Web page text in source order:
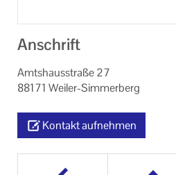
Anschrift
Amtshausstraße 27
88171 Weiler-Simmerberg
Kontakt aufnehmen